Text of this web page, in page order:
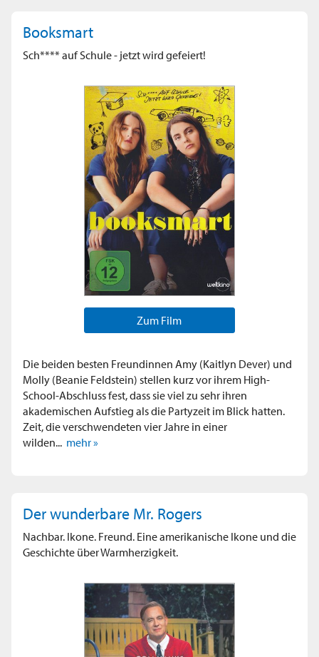
Booksmart
Sch**** auf Schule - jetzt wird gefeiert!
Zum Film
Die beiden besten Freundinnen Amy (Kaitlyn Dever) und
Molly (Beanie Feldstein) stellen kurz vor ihrem High-
School-Abschluss fest, dass sie viel zu sehr ihren
akademischen Aufstieg als die Partyzeit im Blick hatten.
Zeit, die verschwendeten vier Jahre in einer
wilden... mehr »
Der wunderbare Mr. Rogers
Nachbar. Ikone. Freund. Eine amerikanische Ikone und die
Geschichte über Warmherzigkeit.